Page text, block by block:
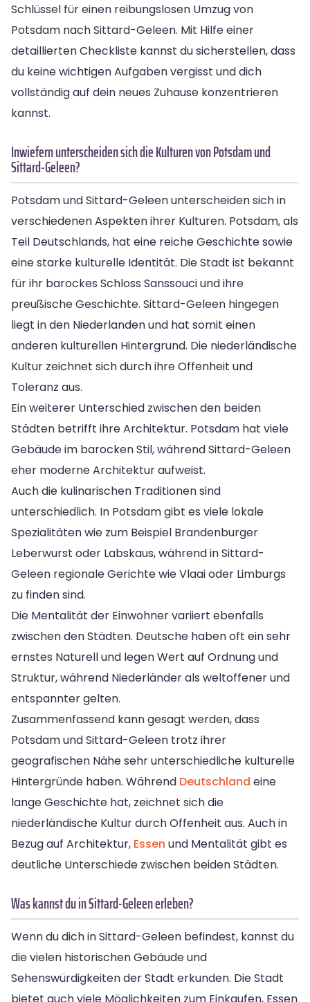
Schlüssel für einen reibungslosen Umzug von
Potsdam nach Sittard-Geleen. Mit Hilfe einer
detaillierten Checkliste kannst du sicherstellen, dass
du keine wichtigen Aufgaben vergisst und dich
vollständig auf dein neues Zuhause konzentrieren
kannst.
Inwiefern unterscheiden sich die Kulturen von Potsdam und
Sittard-Geleen?
Potsdam und Sittard-Geleen unterscheiden sich in
verschiedenen Aspekten ihrer Kulturen. Potsdam, als
Teil Deutschlands, hat eine reiche Geschichte sowie
eine starke kulturelle Identität. Die Stadt ist bekannt
für ihr barockes Schloss Sanssouci und ihre
preußische Geschichte. Sittard-Geleen hingegen
liegt in den Niederlanden und hat somit einen
anderen kulturellen Hintergrund. Die niederländische
Kultur zeichnet sich durch ihre Offenheit und
Toleranz aus.
Ein weiterer Unterschied zwischen den beiden
Städten betrifft ihre Architektur. Potsdam hat viele
Gebäude im barocken Stil, während Sittard-Geleen
eher moderne Architektur aufweist.
Auch die kulinarischen Traditionen sind
unterschiedlich. In Potsdam gibt es viele lokale
Spezialitäten wie zum Beispiel Brandenburger
Leberwurst oder Labskaus, während in Sittard-
Geleen regionale Gerichte wie Vlaai oder Limburgs
zu finden sind.
Die Mentalität der Einwohner variiert ebenfalls
zwischen den Städten. Deutsche haben oft ein sehr
ernstes Naturell und legen Wert auf Ordnung und
Struktur, während Niederländer als weltoffener und
entspannter gelten.
Zusammenfassend kann gesagt werden, dass
Potsdam und Sittard-Geleen trotz ihrer
geografischen Nähe sehr unterschiedliche kulturelle
Hintergründe haben. Während Deutschland eine
lange Geschichte hat, zeichnet sich die
niederländische Kultur durch Offenheit aus. Auch in
Bezug auf Architektur, Essen und Mentalität gibt es
deutliche Unterschiede zwischen beiden Städten.
Was kannst du in Sittard-Geleen erleben?
Wenn du dich in Sittard-Geleen befindest, kannst du
die vielen historischen Gebäude und
Sehenswürdigkeiten der Stadt erkunden. Die Stadt
bietet auch viele Möglichkeiten zum Einkaufen, Essen